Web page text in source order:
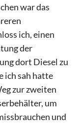
war das
ich, einen
der
dort Diesel zu
ich sah hatte
zur zweiten
um
und